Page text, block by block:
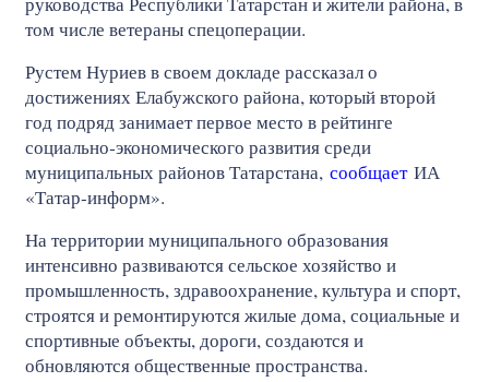
том числе ветераны спецоперации.
Рустем Нуриев в своем докладе рассказал о
достижениях Елабужского района, который второй
год подряд занимает первое место в рейтинге
социально‑экономического развития среди
муниципальных районов Татарстана, сообщаетИА
«Татар-информ».
На территории муниципального образования
интенсивно развиваются сельское хозяйство и
промышленность, здравоохранение, культура и спорт,
строятся и ремонтируются жилые дома, социальные и
спортивные объекты, дороги, создаются и
обновляются общественные пространства.